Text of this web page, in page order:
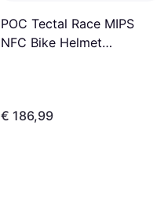
POC Tectal Race MIPS
NFC Bike Helmet
€ 186,99